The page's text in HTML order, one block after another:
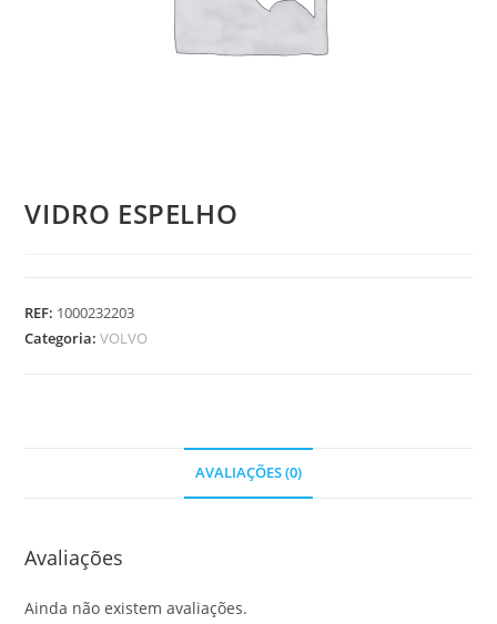
VIDRO ESPELHO
REF: 1000232203
Categoria:VOLVO
AVALIAÇÕES (0)
Avaliações
Ainda não existem avaliações.